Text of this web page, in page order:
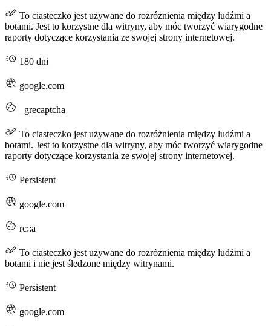
To ciasteczko jest używane do rozróżnienia między ludźmi a
botami. Jest to korzystne dla witryny, aby móc tworzyć wiarygodne
raporty dotyczące korzystania ze swojej strony internetowej.
180 dni
google.com
_grecaptcha
To ciasteczko jest używane do rozróżnienia między ludźmi a
botami. Jest to korzystne dla witryny, aby móc tworzyć wiarygodne
raporty dotyczące korzystania ze swojej strony internetowej.
Persistent
google.com
rc::a
To ciasteczko jest używane do rozróżnienia między ludźmi a
botami i nie jest śledzone między witrynami.
Persistent
google.com